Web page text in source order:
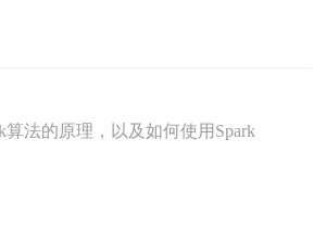
法的原理，以及如何使用Spark